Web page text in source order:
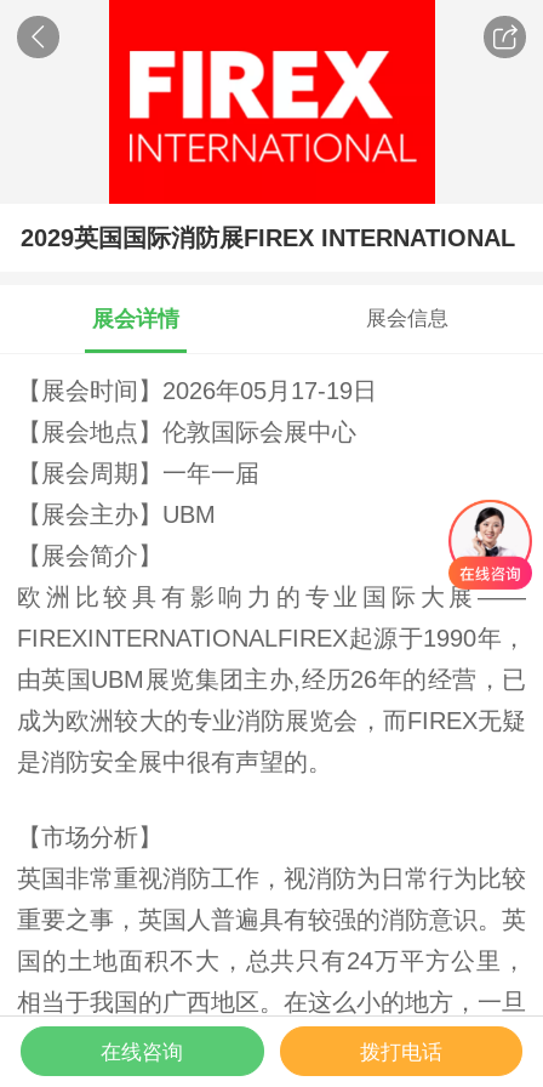
2029英国国际消防展FIREX INTERNATIONAL
展会详情 展会信息
【展会时间】2026年05月17-19日
【展会地点】伦敦国际会展中心
【展会周期】一年一届
【展会主办】UBM
【展会简介】
欧洲比较具有影响力的专业国际大展——
FIREXINTERNATIONALFIREX起源于1990年，
由英国UBM展览集团主办,经历26年的经营，已
成为欧洲较大的专业消防展览会，而FIREX无疑
是消防安全展中很有声望的。
【市场分析】
英国非常重视消防工作，视消防为日常行为比较
重要之事，英国人普遍具有较强的消防意识。英
国的土地面积不大，总共只有24万平方公里，
相当于我国的广西地区。在这么小的地方，一旦
发生大火，老百姓都争相传告，家喻户晓。每年
在线咨询 拨打电话